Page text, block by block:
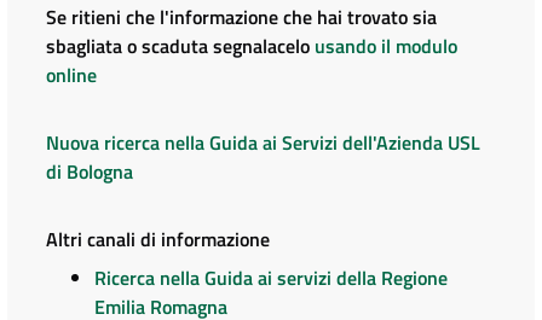
Se ritieni che l'informazione che hai trovato sia
sbagliata o scaduta segnalacelo usando il modulo
online
Nuova ricerca nella Guida ai Servizi dell'Azienda USL
di Bologna
Altri canali di informazione
Ricerca nella Guida ai servizi della Regione
Emilia Romagna